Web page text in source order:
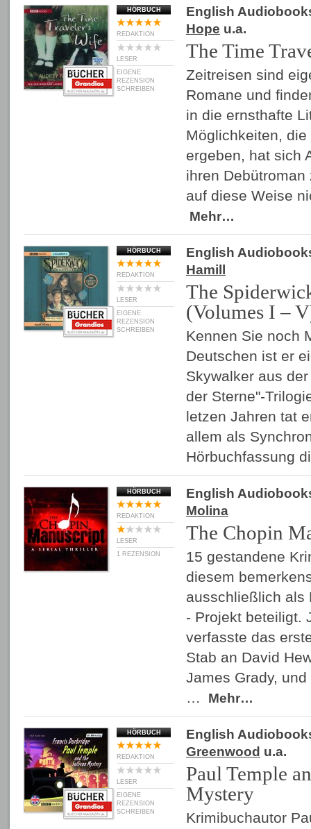
HÖRBUCH
REDAKTION
LESER
EIGENE
REZENSION
SCHREIBEN
English
Hope u.a.
The Time
Zeitreisen sind
Romane und
in die ernsthafte
Möglichkeiten,
ergeben, hat sich
ihren
auf diese Weise
Mehr…
HÖRBUCH
REDAKTION
LESER
EIGENE
REZENSION
SCHREIBEN
English
Hamill
The
(Volumes I –
Kennen Sie noch
Deutschen ist er
Skywalker aus
der Sterne"-
letzen Jahren tat
allem als
Hörbuchfassung
HÖRBUCH
REDAKTION
LESER
1 REZENSION
English
Molina
The Chopin
15 gestandene
diesem
ausschließlich als
- Projekt beteiligt.
verfasste das
Stab an David
James Grady,
…
Mehr…
HÖRBUCH
REDAKTION
LESER
EIGENE
REZENSION
SCHREIBEN
English
Greenwood u.a.
Paul Temple
Mystery
Krimibuchautor